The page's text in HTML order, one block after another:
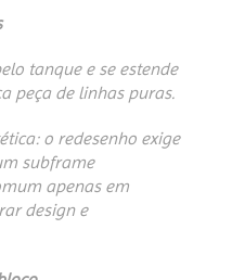
tanque e se estende
peça de linhas puras.
o redesenho exige
subframe
apenas em
design e